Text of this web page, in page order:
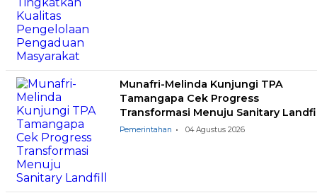
Munafri-Melinda Kunjungi TPA
Tamangapa Cek Progress
Transformasi Menuju Sanitary
Pemerintahan 04 Agustus 2026